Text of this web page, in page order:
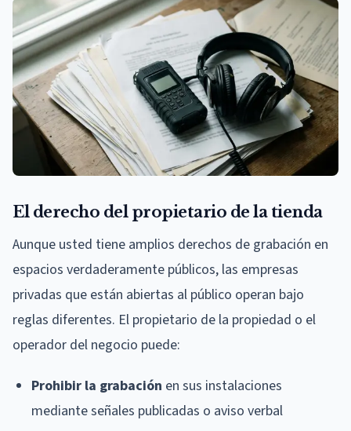
El derecho del propietario de la tienda
Aunque usted tiene amplios derechos de grabación en
espacios verdaderamente públicos, las empresas
privadas que están abiertas al público operan bajo
reglas diferentes. El propietario de la propiedad o el
operador del negocio puede:
Prohibir la grabación en sus instalaciones
mediante señales publicadas o aviso verbal